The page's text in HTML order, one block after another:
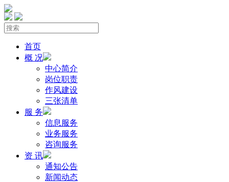
首页
概 况
中心简介
岗位职责
作风建设
三张清单
服 务
信息服务
业务服务
咨询服务
资 讯
通知公告
新闻动态